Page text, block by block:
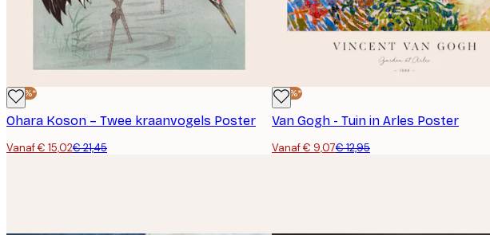
-30%*
Ohara Koson – Twee kraanvogels Poster
Vanaf € 15,02€ 21,45
-30%*
Van Gogh - Tuin in Arles Poster
Vanaf € 9,07€ 12,95